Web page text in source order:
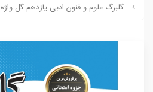
گلبرگ علوم و فنون ادبی یازدهم گل واژه